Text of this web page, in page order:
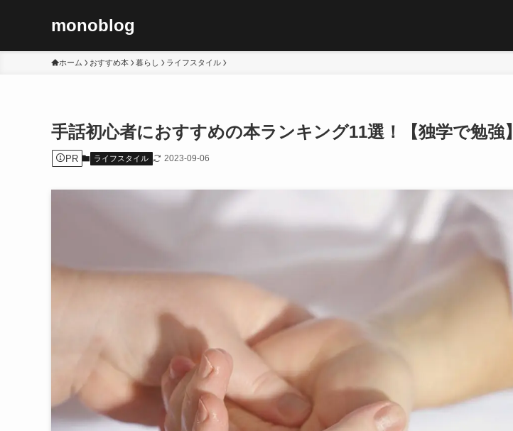
monoblog
ホーム おすすめ本 暮らし ライフスタイル
手話初心者におすすめの本ランキング11選！【独学で勉強】
PR ライフスタイル 2023-09-06